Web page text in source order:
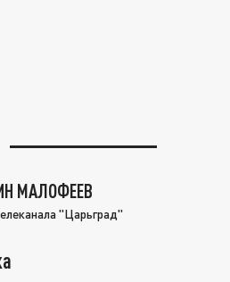
МАЛОФЕЕВ
"Царьград"